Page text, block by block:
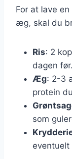
For at lave
æg, skal du
Ris: 2
dagen før.
Æg: 2-3
protein
som
eventuelt